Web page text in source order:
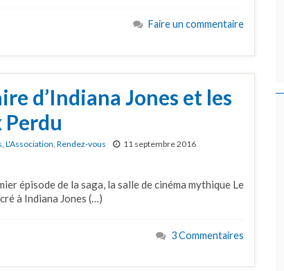
Faire un commentaire
d’Indiana Jones et les
L'Association Rendez-vous 11 septembre 2016
épisode de la saga, la salle de cinéma mythique Le
à Indiana Jones (…)
3 Commentaires